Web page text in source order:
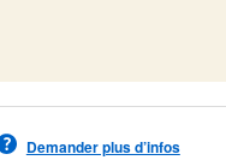
Demander plus d’infos